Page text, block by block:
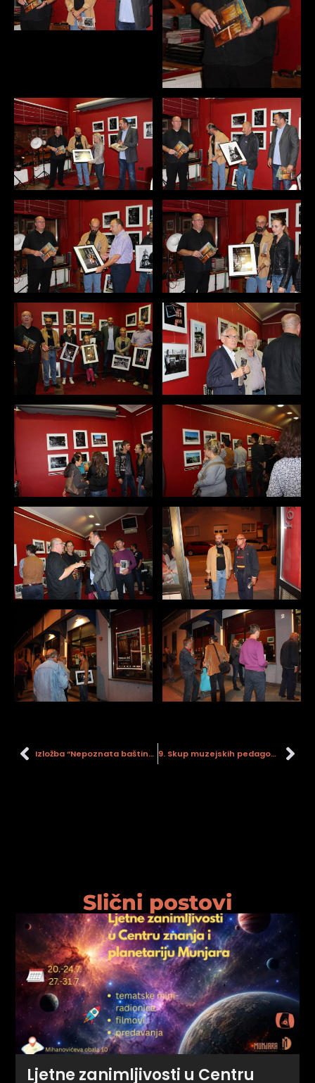
Izložba “Nepoznata baština – Predmeti iz Zbirke ambalaže Gradskog muzeja Sisak” 9. Skup muzejskih pedagoga
Slični postovi
Ljetne zanimljivosti u Centru